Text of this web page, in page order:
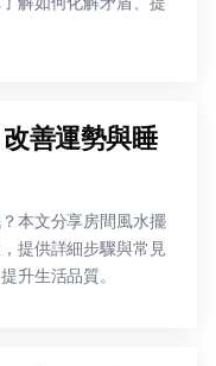
善運勢與睡
本文分享房間風水擺
提供詳細步驟與常見
升生活品質。